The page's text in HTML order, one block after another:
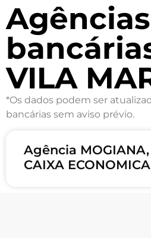
Agências
VILA
*Os dados podem ser
bancárias sem aviso prévio.
Agência MOGIANA,
CAIXA